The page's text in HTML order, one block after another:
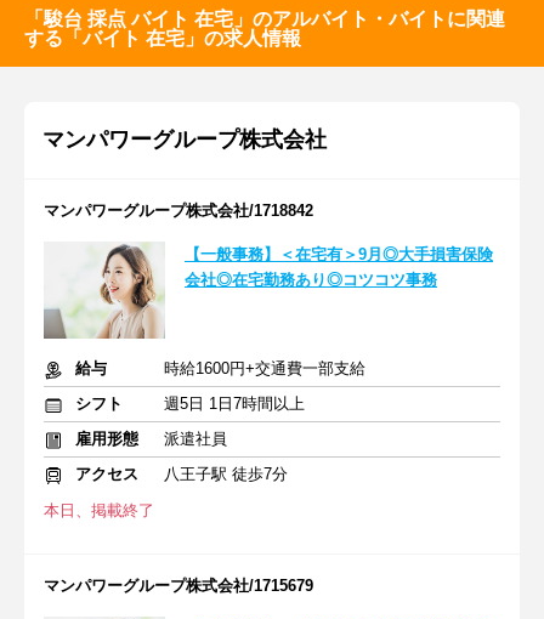
「駿台 採点 バイト 在宅」のアルバイト・バイトに関連
する「バイト 在宅」の求人情報
マンパワーグループ株式会社
マンパワーグループ株式会社/1718842
【一般事務】＜在宅有＞9月◎大手損害保険
会社◎在宅勤務あり◎コツコツ事務
給与
時給1600円+交通費一部支給
シフト
週5日 1日7時間以上
雇用形態
派遣社員
アクセス
八王子駅 徒歩7分
本日、掲載終了
マンパワーグループ株式会社/1715679